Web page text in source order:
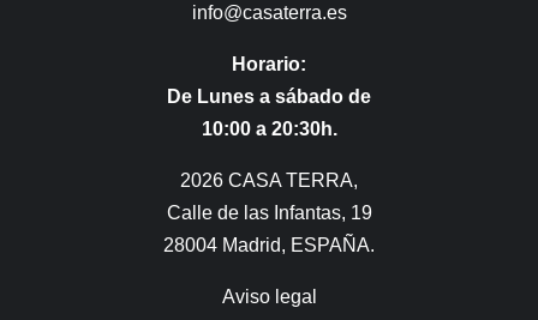
info@casaterra.es
Horario:
De Lunes a sábado de
10:00 a 20:30h.
2026 CASA TERRA,
Calle de las Infantas, 19
28004 Madrid, ESPAÑA.
Aviso legal